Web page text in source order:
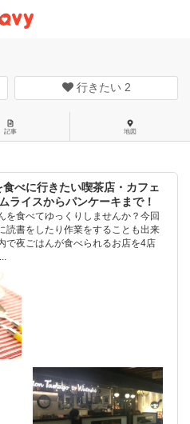
行きたい 2
記事 地図
食べに行きたい喫茶店・カフェ
ライスからパンケーキまで！
を食べてゆっくりしませんか？今回
読書をしたり作業をすることも出来
で夜ごはんが食べられるお店を4店